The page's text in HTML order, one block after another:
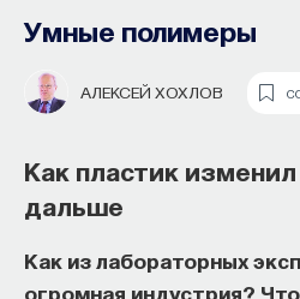
Умные полимеры
АЛЕКСЕЙ ХОХЛОВ
Как пластик
дальше
Как из лабораторных
огромная индустрия?